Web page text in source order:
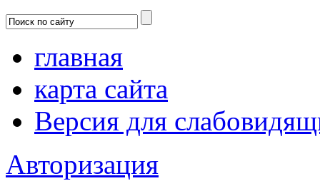
главная
карта сайта
Версия для
Авторизация